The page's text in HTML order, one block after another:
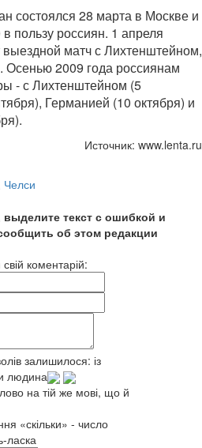
состоялся 28 марта в Москве и
пользу россиян. 1 апреля
матч с Лихтенштейном,
2009 года россиянам
- с Лихтенштейном (5
Германией (10 октября) и
Источник: www.lenta.ru
Челси
текст с ошибкой и
об этом редакции
коментарій:
залишилося: із
людина
на тій же мові, що й
«скільки» - число
ласка